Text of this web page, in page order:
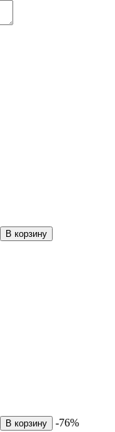
В корзину
В корзину
-76%